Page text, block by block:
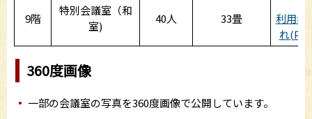
9階
特別会議室（和
室)
40人 33畳
利用者
れ
360度画像
一部の会議室の写真を360度画像で公開しています。